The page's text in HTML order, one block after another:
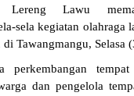
Lereng Lawu
sela kegiatan olahraga
Tawangmangu, Selasa
perkembangan
dan pengelola